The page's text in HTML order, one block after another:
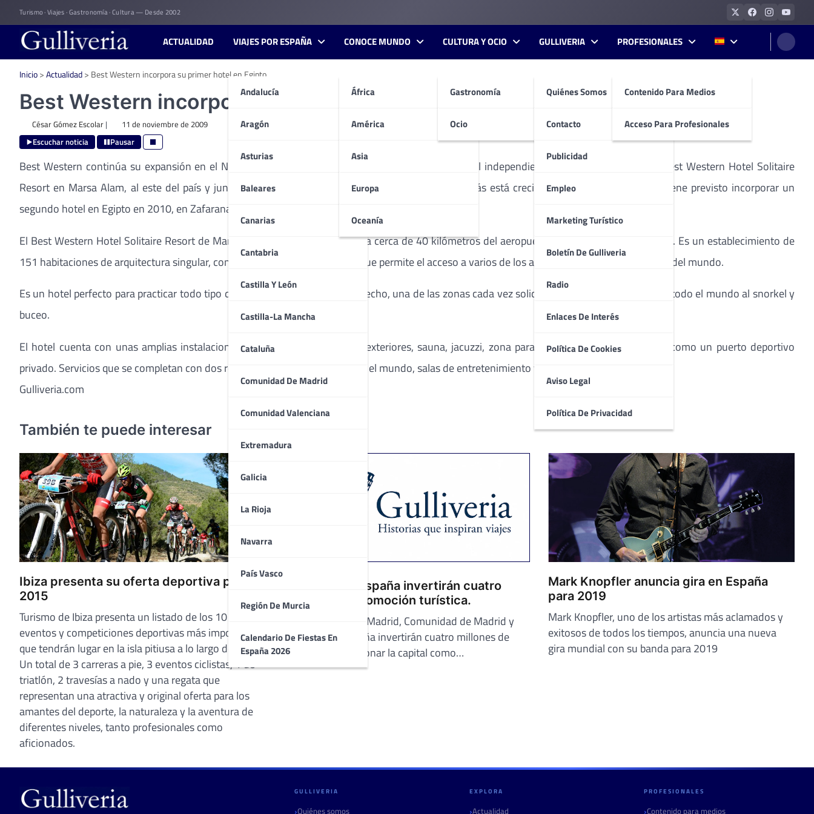
to
content
Turismo · Viajes · Gastronomía · Cultura — Desde 2002
ACTUALIDAD VIAJES POR ESPAÑA
Andalucía
Aragón
Asturias
Baleares
Canarias
Cantabria
Castilla Y León
Castilla-La Mancha
Cataluña
Comunidad De Madrid
Comunidad Valenciana
Extremadura
Galicia
La Rioja
Navarra
País Vasco
Región De Murcia
Calendario De Fiestas En
España 2026
CONOCE MUNDO
África
América
Asia
Europa
Oceanía
CULTURA Y OCIO
Gastronomía
Ocio
GULLIVERIA
Quiénes Somos
Contacto
Publicidad
Empleo
Marketing Turístico
Boletín De Gulliveria
Radio
Enlaces De Interés
Política De Cookies
Aviso Legal
Política De Privacidad
PROFESIONALES
Contenido Para Medios
Acceso Para Profesionales
Inicio>Actualidad> Best Western incorpora su primer hotel en Egipto.
Best Western incorpora su primer hotel en Egipto.
César Gómez Escolar| 11 de noviembre de 2009
Escuchar noticia Pausar
Best Western continúa su expansión en el Norte de África con la incorporación de su primer hotel independiente en Egipto. Se trata del Best Western Hotel Solitaire
Resort en Marsa Alam, al este del país y junto al Mar Rojo, uno de los destinos turísticos que más está creciendo en el país. La cadena tiene previsto incorporar un
segundo hotel en Egipto en 2010, en Zafarana, un pueblecito de pescadores al sur de El Cairo.
El Best Western Hotel Solitaire Resort de Marsa Alam está en el Mar Rojo, a cerca de 40 kilómetros del aeropuerto internacional de la ciudad. Es un establecimiento de
151 habitaciones de arquitectura singular, con una exclusiva playa privada que permite el acceso a varios de los arrecifes de coral más exóticos del mundo.
Es un hotel perfecto para practicar todo tipo de buceo. Marsa Alam es, de hecho, una de las zonas cada vez solicitadas por los aficionados de todo el mundo al snorkel y
buceo.
El hotel cuenta con unas amplias instalaciones de ocio con tres piscinas exteriores, sauna, jacuzzi, zona para practicar deportes, SPA, así como un puerto deportivo
privado. Servicios que se completan con dos restaurantes de cocina de todo el mundo, salas de entretenimiento y discoteca.
Gulliveria.com
También te puede interesar
Ibiza presenta su oferta deportiva para
2015
Turismo de Ibiza presenta un listado de los 10
eventos y competiciones deportivas más importantes
que tendrán lugar en la isla pitiusa a lo largo de 2015.
Un total de 3 carreras a pie, 3 eventos ciclistas, 1 de
triatlón, 2 travesías a nado y una regata que
representan una atractiva y original oferta para los
amantes del deporte, la naturaleza y la aventura de
diferentes niveles, tanto profesionales como
aficionados.
Madrid y Turespaña invertirán cuatro
millones en promoción turística.
Ayuntamiento de Madrid, Comunidad de Madrid y
Gobierno de España invertirán cuatro millones de
euros en promocionar la capital como…
Mark Knopfler anuncia gira en España
para 2019
Mark Knopfler, uno de los artistas más aclamados y
exitosos de todos los tiempos, anuncia una nueva
gira mundial con su banda para 2019
GULLIVERIA
Quiénes somos
EXPLORA
Actualidad
PROFESIONALES
Contenido para medios